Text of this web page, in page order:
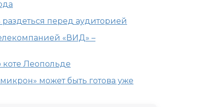
перед аудиторией
«ВИД» –
Леопольде
может быть готова уже